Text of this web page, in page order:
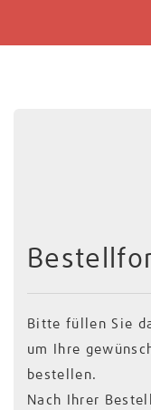
Bitte füllen Sie
um Ihre
bestellen.
Nach Ihrer